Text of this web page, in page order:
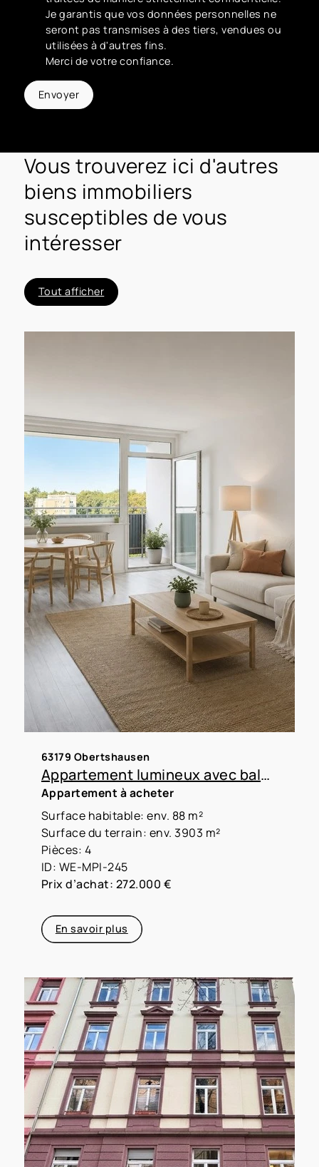
Je garantis que vos données personnelles ne
seront pas transmises à des tiers, vendues ou
utilisées à d'autres fins.
Merci de votre confiance.
Envoyer
Vous trouverez ici d'autres
biens immobiliers
susceptibles de vous
intéresser
Tout afficher
63179 Obertshausen
Appartement lumineux avec balcon et vue panoramique – idéal pour une petite famille
Appartement à acheter
Surface habitable: env. 88 m²
Surface du terrain: env. 3903 m²
Pièces: 4
ID: WE-MPI-245
Prix d’achat: 272.000 €
En savoir plus